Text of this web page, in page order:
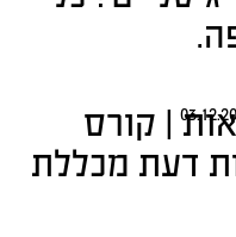
| קורס
דעת מכללת